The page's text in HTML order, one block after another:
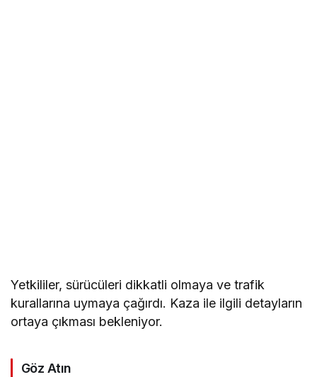
Yetkililer, sürücüleri dikkatli olmaya ve trafik
kurallarına uymaya çağırdı. Kaza ile ilgili detayların
ortaya çıkması bekleniyor.
Göz Atın